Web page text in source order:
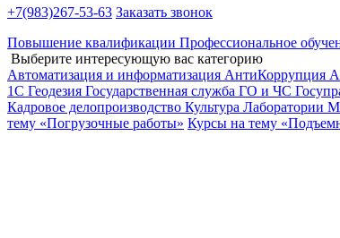
+7(983)267-53-63 Заказать звонок
Повышение квалификации Профессиональное
Выберите интересующую вас категорию
Автоматизация и информатизация АнтиКоррупция
1С Геодезия Государственная служба ГО и ЧС
Кадровое делопроизводство Культура Лаборатории
тему «Погрузочные работы» Курсы на тему